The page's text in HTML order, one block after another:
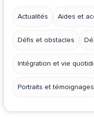
Actualités Aides et
Défis et obstacles
Intégration et vie
Portraits et témoignages